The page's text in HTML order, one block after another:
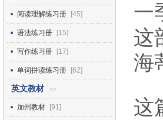
阅读理解练习册 [45]
语法练习册 [15]
写作练习册 [17]
单词拼读练习册 [62]
英文教材 >>
加州教材 [91]
一
这
海
这